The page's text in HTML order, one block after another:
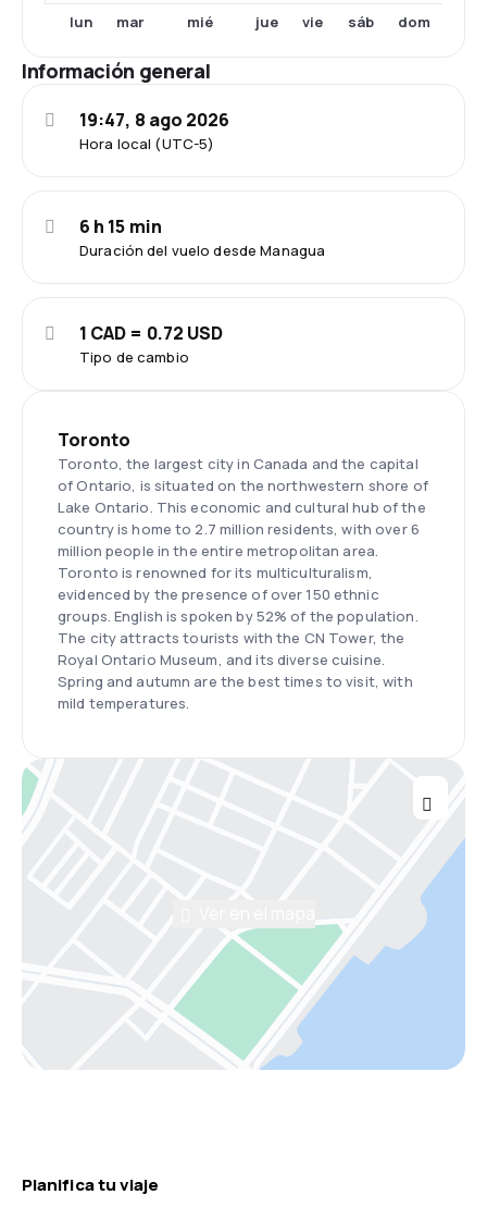
lun mar mié jue vie sáb dom
Información general
Hora local (UTC-5)
19:47, 8 ago 2026
Duración del vuelo desde Managua
6 h 15 min
Tipo de cambio
1 CAD = 0.72 USD
Toronto
Toronto, the largest city in Canada and the capital
of Ontario, is situated on the northwestern shore of
Lake Ontario. This economic and cultural hub of the
country is home to 2.7 million residents, with over 6
million people in the entire metropolitan area.
Toronto is renowned for its multiculturalism,
evidenced by the presence of over 150 ethnic
groups. English is spoken by 52% of the population.
The city attracts tourists with the CN Tower, the
Royal Ontario Museum, and its diverse cuisine.
Spring and autumn are the best times to visit, with
mild temperatures.
Planifica tu viaje